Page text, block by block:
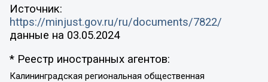
Источник:
https://minjust.gov.ru/ru/documents/7822/
данные на 03.05.2024
* Реестр иностранных агентов:
Калининградская региональная общественная организация "Экозащита!-Женсовет", Фонд содействия защите прав и свобод граждан "Общественный вердикт", Фонд "Институт Развития Свободы Информации", Частное учреждение "Информационное агентство МЕМО. РУ", Региональная общественная организация "Общественная комиссия по сохранению наследия академика Сахарова", Фонд поддержки свободы прессы, Санкт-Петербургская общественная правозащитная организация "Гражданский контроль", Межрегиональная общественная организация "Информационно-просветительский центр "Мемориал", Региональный Фонд "Центр Защиты Прав Средств Массовой Информации", с 05.12.2023 Фонд "Центр Защиты Прав Средств массовой информации", Региональная общественная благотворительная организация помощи беженцам и мигрантам "Гражданское содействие", Негосударственное образовательное учреждение дополнительного профессионального образования (повышение квалификации) специалистов "АКАДЕМИЯ ПО ПРАВАМ ЧЕЛОВЕКА", Свердловская региональная общественная организация "Сутяжник", Автономная некоммерческая организация "Центр независимых социологических исследований", Союз общественных объединений "Российский исследовательский центр по правам человека", Региональное общественное учреждение научно-информационный центр "МЕМОРИАЛ", Некоммерческая организация "Фонд защиты гласности", Автономная некоммерческая организация "Институт прав человека", Городская общественная организация "Екатеринбургское общество "МЕМОРИАЛ", Городская общественная организация "Рязанское историко-просветительское и правозащитное общество "Мемориал" (Рязанский Мемориал), Челябинский региональный орган общественной самодеятельности – женское общественное объединение "Женщины Евразии", Челябинский региональный орган общественной самодеятельности "Уральская правозащитная группа", Фонд содействия защите здоровья и социальной справедливости имени Андрея Рылькова, Автономная Некоммерческая Организация "Аналитический Центр Юрия Левады", Автономная некоммерческая организация социальной поддержки населения "Проект Апрель", Региональная общественная организация помощи женщинам и детям, находящимся в кризисной ситуации "Информационно-методический центр "Анна", Фонд содействия развитию массовых коммуникаций и правовому просвещению "Так-так-Так", Фонд содействия устойчивому развитию "Серебряная тайга", Свердловский региональный общественный фонд социальных проектов "Новое время", "Idel.Реалии", Кавказ.Реалии, Крым.Реалии, Телеканал Настоящее Время, Татаро-башкирская служба Радио Свобода (Azatliq Radiosi), Радио Свободная Европа/Радио Свобода (PCE/PC), "Сибирь.Реалии", "Фактограф", Благотворительный фонд помощи осужденным и их семьям, Автономная некоммерческая организация "Институт глобализации и социальных движений", Фонд "В защиту прав заключенных", Частное учреждение "Центр поддержки и содействия развитию средств массовой информации", Пензенский региональный общественный благотворительный фонд "Гражданский союз", "Север.Реалии", Некоммерческая организация Фонд "Правовая инициатива", Общество с ограниченной ответственностью "Радио Свободная Европа/Радио Свобода", Чешское информационное агентство "MEDIUM-ORIENT", Красноярская региональная общественная организация "Мы против СПИДа", Камалягин Денис Николаевич, Маркелов Сергей Евгеньевич, Пономарев Лев Александрович, Савицкая Людмила Алексеевна, Автономная некоммерческая организация "Центр по работе с проблемой насилия "НАСИЛИЮ.НЕТ", Межрегиональный профессиональный союз работников здравоохранения "Альянс врачей", Юридическое лицо, зарегистрированное в Латвийской Республике, SIA "Medusa Project" (регистрационный номер 40103797863, дата регистрации 10.06.2014), Некоммерческая организация "Фонд по борьбе с коррупцией", Автономная некоммерческая организация "Институт права и публичной политики", Баданин Роман Сергеевич, Гликин Максим Александрович, Железнова Мария Михайловна, Лукьянова Юлия Сергеевна, Маетная Елизавета Витальевна, Маняхин Петр Борисович, Чуракова Ольга Владимировна, Ярош Юлия Петровна, Юридическое лицо "The Insider SIA", зарегистрированное в Риге, Латвийская Республика (дата регистрации 26.06.2015), являющееся администратором доменного имени интернет-издания "The Insider SIA", https://theins.ru, Постернак Алексей Евгеньевич, Рубин Михаил Аркадьевич, Анин Роман Александрович, Юридическое лицо Istories fonds, зарегистрированное в Латвийской Республике (регистрационный номер 50008295751, дата регистрации 24.02.2020), Великовский Дмитрий Александрович, Долинина Ирина Николаевна, Мароховская Алеся Алексеевна, Шлейнов Роман Юрьевич, Шмагун Олеся Валентиновна, Общество с ограниченной ответственностью "Альтаир 2021", Общество с ограниченной ответственностью "Вега 2021", Общество с ограниченной ответственностью "Главный редактор 2021", Общество с ограниченной ответственностью "Ромашки монолит", Важенков Артем Валерьевич, Ивановская областная общественная организация "Центр гендерных исследований", Гурман Юрий Альбертович, Медиапроект "ОВД-Инфо", Егоров Владимир Владимирович, Жилинский Владимир Александрович, Общество с ограниченной ответственностью "ЗП", Иванова София Юрьевна, Карезина Инна Павловна, Кильтау Екатерина Викторовна, Петров Алексей Викторович, Пискунов Сергей Евгеньевич, Смирнов Сергей Сергеевич, Тихонов Михаил Сергеевич, Общество с ограниченной ответственностью "ЖУРНАЛИСТ-ИНОСТРАННЫЙ АГЕНТ", Арапова Галина Юрьевна, Вольтская Татьяна Анатольевна, Американская компания "Mason G.E.S. Anonymous Foundation" (США), являющаяся владельцем интернет-издания https://mnews.world/, Компания "Stichting Bellingcat", зарегистрированная в Нидерландах (дата регистрации 11.07.2018), Захаров Андрей Вячеславович, Клепиковская Екатерина Дмитриевна, Общество с ограниченной ответственностью "МЕМО", Перл Роман Александрович, Симонов Евгений Алексеевич, Соловьева Елена Анатольевна, Сотников Даниил Владимирович, Сурначева Елизавета Дмитриевна, Автономная некоммерческая организация по защите прав человека и информированию населения "Якутия – Наше Мнение", Общество с ограниченной ответственностью "Москоу диджитал медиа", с 26.01.2023 Общество с ограниченной ответственностью "Чайка Белые сады", Ветошкина Валерия Валерьевна, Заговора Максим Александрович, Межрегиональное общественное движение "Российская ЛГБТ - сеть", Оленичев Максим Владимирович, Павлов Иван Юрьевич, Скворцова Елена Сергеевна, Общество с ограниченной ответственностью "Как бы инагент", Кочетков Игорь Викторович, Общество с ограниченной ответственностью "Честные выборы", Еланчик Олег Александрович, Общество с ограниченной ответственностью "Нобелевский призыв", Гималова Регина Эмилевна, Григорьев Андрей Валерьевич, Григорьева Алина Александровна, Ассоциация по содействию защите прав призывников, альтернативнослужащих и военнослужащих "Правозащитная группа "Гражданин.Армия.Право", Хисамова Регина Фаритовна, Автономная некоммерческая организация по реализации социально-правовых программ "Лилит", Дальневосточное общественное движение "Маяк", Санкт-Петербургская ЛГБТ-инициативная группа "Выход", Инициативная группа ЛГБТ+ "Реверс", Алексеев Андрей Викторович, Бекбулатова Таисия Львовна, Беляев Иван Михайлович, Владыкина Елена Сергеевна, Гельман Марат Александрович, Никульшина Вероника Юрьевна, Толоконникова Надежда Андреевна, Шендерович Виктор Анатольевич, Общество с ограниченной ответственностью "Данное сообщение", Общество с ограниченной ответственностью Издательский дом "Новая глава", Айнбиндер Александра Александровна, Московский комьюнити-центр для ЛГБТ+инициатив, Благотворительный фонд развития филантропии, Deutsche Welle (Германия, Kurt-Schumacher-Strasse 3, 53113 Bonn), Борзунова Мария Михайловна, Воробьев Виктор Викторович, Голубева Анна Львовна, Константинова Алла Михайловна, Малкова Ирина Владимировна, Мурадов Мурад Абдулгалимович, Осетинская Елизавета Николаевна, Понасенков Евгений Николаевич, Ганапольский Матвей Юрьевич, Киселев Евгений Алексеевич, Борухович Ирина Григорьевна, Дремин Иван Тимофеевич, Дубровский Дмитрий Викторович, Красноярская региональная общественная организация поддержки и развития альтернативных образовательных технологий и межкультурных коммуникаций "ИНТЕРРА", Маяковская Екатерина Алексеевна, Фейгин Марк Захарович, Филимонов Андрей Викторович, Дзугкоева Регина Николаевна, Доброхотов Роман Александрович, Дудь Юрий Александрович, Елкин Сергей Владимирович, Кругликов Кирилл Игоревич, Сабунаева Мария Леонидовна, Семенов Алексей Владимирович, Шаинян Карен Багратович, Шульман Екатерина Михайловна, Асафьев Артур Валерьевич, Вахштайн Виктор Семенович, Венедиктов Алексей Алексеевич, Лушникова Екатерина Евгеньевна, Волков Леонид Михайлович, Невзоров Александр Глебович, Пархоменко Сергей Борисович, Сироткин Ярослав Николаевич, Кара-Мурза Владимир Владимирович, Баранова Наталья Владимировна, Гозман Леонид Яковлевич, Кагарлицкий Борис Юльевич, Климарев Михаил Валерьевич, Милов Владимир Станиславович, Автономная некоммерческая организация Краснодарский центр современного искусства "Типография", Моргенштерн Алишер Тагирович, Соболь Любовь Эдуардовна, Общество с ограниченной ответственностью "ЛИЗА НОРМ", Каспаров Гарри Кимович, Ходорковский Михаил Борисович, Общество с ограниченной ответственностью "Апрельские тезисы", Данилович Ирина Брониславовна, Кашин Олег Владимирович, Петров Николай Владимирович, Пивоваров Алексей Владимирович, Соколов Михаил Владимирович, Цветкова Юлия Владимировна, Чичваркин Евгений Александрович, Комитет против пыток/Команда против пыток, Общество с ограниченной ответственностью "Первый научный", Общество с ограниченной ответственностью "Вертолет и ко", Белоцерковская Вероника Борисовна, Кац Максим Евгеньевич, Лазарева Татьяна Юрьевна, Шаведдинов Руслан Табризович, Яшин Илья Валерьевич, Общество с ограниченной ответственностью "Иноагент ААВ", Алешковский Дмитрий Петрович, Альбац Евгения Марковна, Быков Дмитрий Львович, Галямина Юлия Евгеньевна, Лойко Сергей Леонидович, Мартынов Кирилл Константинович, Медведев Сергей Александрович, Крашенинников Федор Геннадиевич, Гордеева Катерина Вл